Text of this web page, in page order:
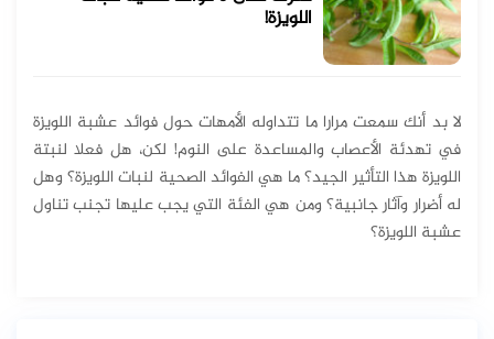
اللويزة!
لا بد أنك سمعت مرارا ما تتداوله الأمهات حول فوائد عشبة اللويزة
في تهدئة الأعصاب والمساعدة على النوم! لكن، هل فعلا لنبتة
اللويزة هذا التأثير الجيد؟ ما هي الفوائد الصحية لنبات اللويزة؟ وهل
له أضرار وآثار جانبية؟ ومن هي الفئة التي يجب عليها تجنب تناول
عشبة اللويزة؟